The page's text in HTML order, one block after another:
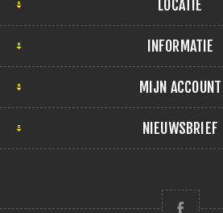
LOCATIE
INFORMATIE
MIJN ACCOUNT
NIEUWSBRIEF